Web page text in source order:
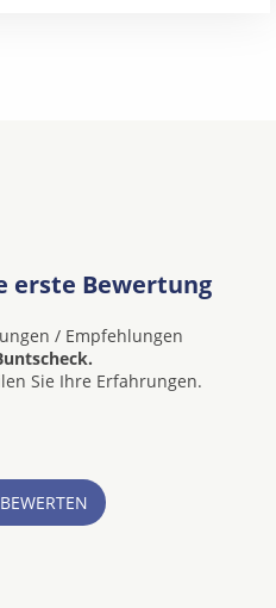
erste Bewertung
/ Empfehlungen
Sie Ihre Erfahrungen.